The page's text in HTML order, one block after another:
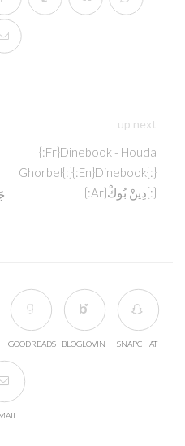
up next
{:fr}dinebook - Houda
Ghorbel{:}{:en}Dinebook{:}
{:ar}دِينْ بُوكْ{:}
GOODREADS BLOGLOVIN SNAPCHAT